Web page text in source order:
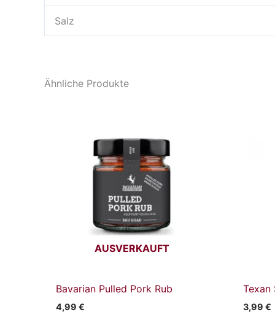
Salz
Ähnliche Produkte
AUSVERKAUFT
Bavarian Pulled Pork Rub
4,99€
Texan
3,99€